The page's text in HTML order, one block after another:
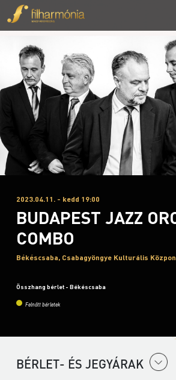
2023.04.11. - kedd 19:00
BUDAPEST JAZZ
COMBO
Békéscsaba, Csabagyöngye Kulturális
Összhang bérlet - Békéscsaba
Felnőtt bérletek
BÉRLET- ÉS JEGYÁRAK